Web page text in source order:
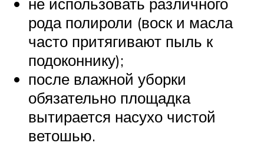
не использовать различного
рода полироли (воск и масла
часто притягивают пыль к
подоконнику);
после влажной уборки
обязательно площадка
вытирается насухо чистой
ветошью.